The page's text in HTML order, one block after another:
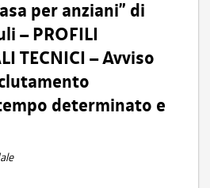
per anziani” di
– PROFILI
TECNICI – Avviso
determinato e